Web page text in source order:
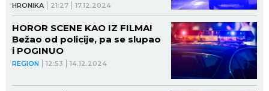
HRONIKA 21:27 17.12.2024
REGION 12:53 14.12.2024
HOROR SCENE KAO IZ FILMA!
Bežao od policije, pa se slupao
i POGINUO